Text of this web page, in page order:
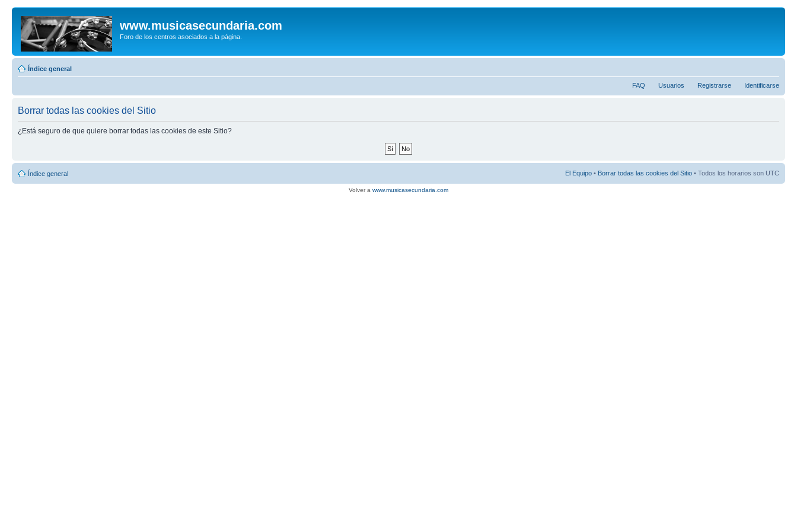
www.musicasecundaria.com
Foro de los centros asociados a la página.
Índice general
FAQ Usuarios Registrarse Identificarse
Borrar todas las cookies del Sitio
¿Está seguro de que quiere borrar todas las cookies de este Sitio?
Índice general El Equipo • Borrar todas las cookies del Sitio • Todos los horarios son UTC
Volver a www.musicasecundaria.com